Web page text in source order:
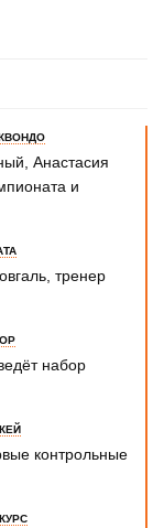
Анастасия
и
тренер
набор
контрольные